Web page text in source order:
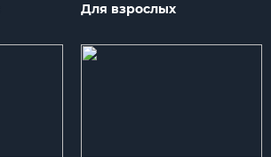
Для взрослых